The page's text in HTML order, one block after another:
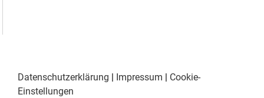
Datenschutzerklärung | Impressum | Cookie-
Einstellungen